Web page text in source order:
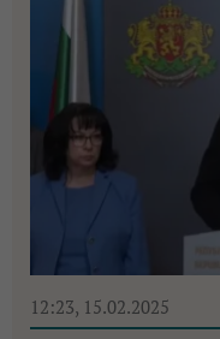
12:23, 15.02.2025